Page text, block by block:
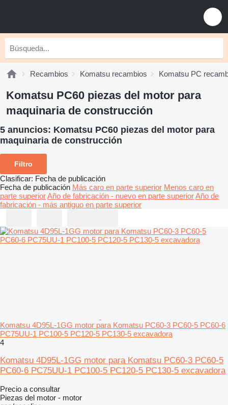
Recambios Komatsu recambios Komatsu PC
Komatsu PC60 piezas del motor para
maquinaria de construcción
5 anuncios: Komatsu PC60 piezas del motor para
maquinaria de construcción
Filtro
Clasificar: Fecha de publicación
Fecha de publicación Más caro en parte superior Menos caro en
parte superiorAño de fabricación - nuevo en parte superiorAño de
fabricación - más antiguo en parte superior
Komatsu 4D95L-1GG motor para Komatsu PC60‑3 PC60‑5 PC60‑6
PC75UU‑1 PC100‑5 PC120‑5 PC130‑5 excavadora
4
Komatsu 4D95L-1GG motor para Komatsu PC60‑3 PC60‑5
PC60‑6 PC75UU‑1 PC100‑5 PC120‑5 PC130‑5 excavadora
Precio a consultar
Piezas del motor - motor